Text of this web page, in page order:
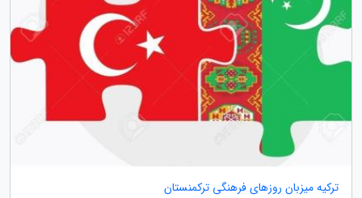
ترکیه میزبان روزهای فرهنگی ترکمنستان